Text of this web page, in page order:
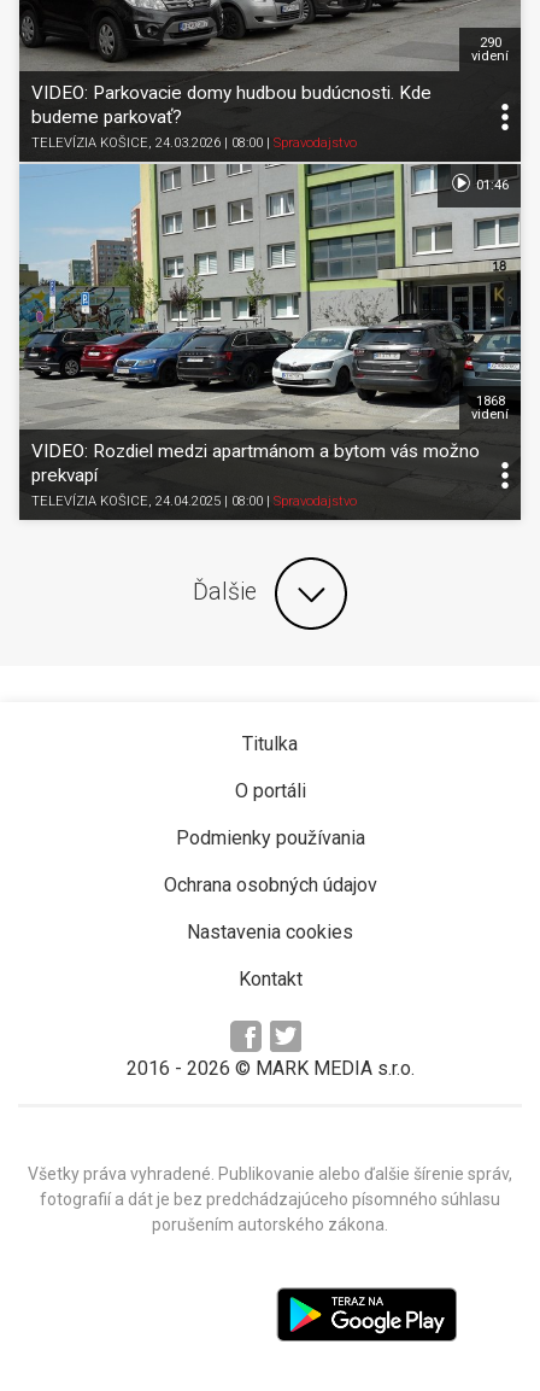
VIDEO: Parkovacie domy hudbou budúcnosti. Kde
budeme parkovať?
TELEVÍZIA KOŠICE, 24.03.2026 | 08:00 Spravodajstvo
290
videní
VIDEO: Rozdiel medzi apartmánom a bytom vás možno
prekvapí
TELEVÍZIA KOŠICE, 24.04.2025 | 08:00 Spravodajstvo
1868
videní
01:46
Ďalšie
Titulka
O portáli
Podmienky používania
Ochrana osobných údajov
Nastavenia cookies
Kontakt
2016 - 2026 © MARK MEDIA s.r.o.
Všetky práva vyhradené. Publikovanie alebo ďalšie šírenie správ,
fotografií a dát je bez predchádzajúceho písomného súhlasu
porušením autorského zákona.